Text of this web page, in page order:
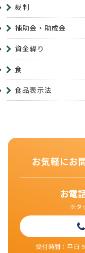
裁判
補助金・助成金
資金繰り
食
食品表示法
お気軽にお
お電
※タ
受付時間：平日